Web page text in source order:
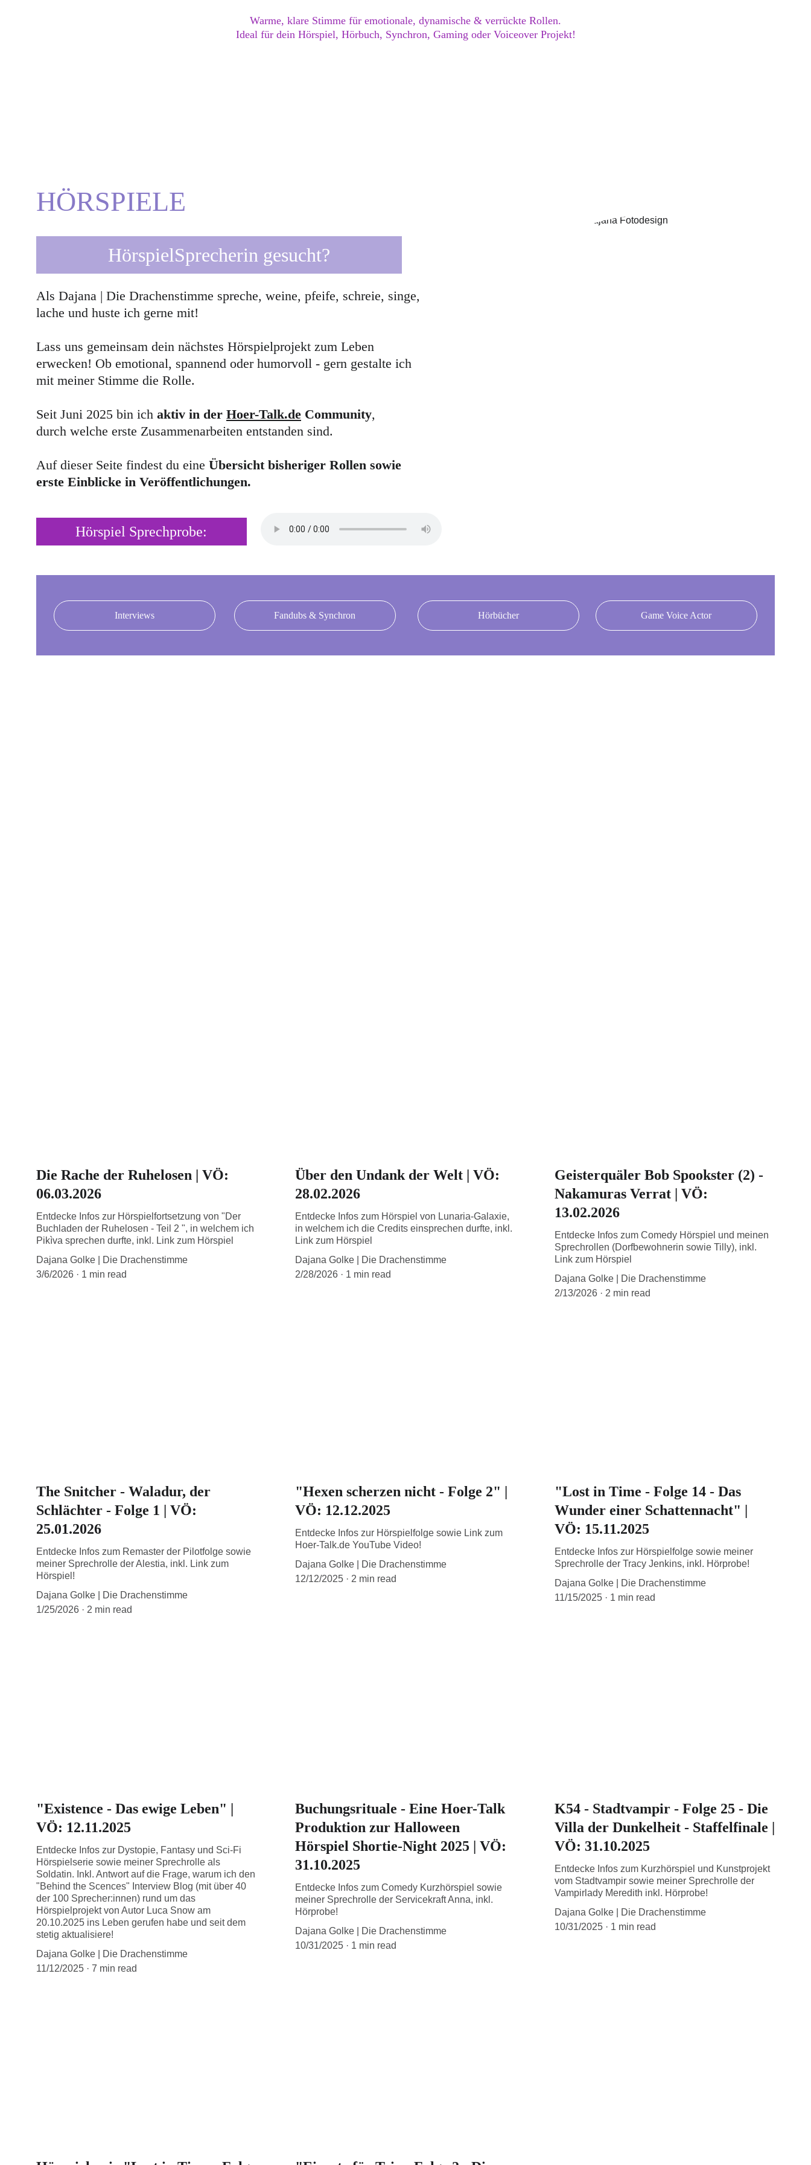
Warme, klare Stimme für emotionale, dynamische & verrückte Rollen.
Ideal für dein Hörspiel, Hörbuch, Synchron, Gaming oder Voiceover Projekt!
HÖRSPIELE
Interviews Game Voice Actor
Fandubs & Synchron Hörbücher
HörspielSprecherin gesucht?
Als Dajana | Die Drachenstimme spreche, weine, pfeife, schreie, singe,
lache und huste ich gerne mit!
Lass uns gemeinsam dein nächstes Hörspielprojekt zum Leben
erwecken! Ob emotional, spannend oder humorvoll - gern gestalte ich
mit meiner Stimme die Rolle.
Seit Juni 2025 bin ich aktiv in der Hoer-Talk.de Community,
durch welche erste Zusammenarbeiten entstanden sind.
Auf dieser Seite findest du eine Übersicht bisheriger Rollen sowie
erste Einblicke in Veröffentlichungen.
Hörspiel Sprechprobe:
Die Rache der Ruhelosen | VÖ:
06.03.2026
Entdecke Infos zur Hörspielfortsetzung von "Der
Buchladen der Ruhelosen - Teil 2 ", in welchem ich
Pikìva sprechen durfte, inkl. Link zum Hörspiel
Dajana Golke | Die Drachenstimme
3/6/2026
1 min read
Über den Undank der Welt | VÖ:
28.02.2026
Entdecke Infos zum Hörspiel von Lunaria-Galaxie,
in welchem ich die Credits einsprechen durfte, inkl.
Link zum Hörspiel
Dajana Golke | Die Drachenstimme
2/28/2026
1 min read
Geisterquäler Bob Spookster (2) -
Nakamuras Verrat | VÖ:
13.02.2026
Entdecke Infos zum Comedy Hörspiel und meinen
Sprechrollen (Dorfbewohnerin sowie Tilly), inkl.
Link zum Hörspiel
Dajana Golke | Die Drachenstimme
2/13/2026
2 min read
The Snitcher - Waladur, der
Schlächter - Folge 1 | VÖ:
25.01.2026
Entdecke Infos zum Remaster der Pilotfolge sowie
meiner Sprechrolle der Alestia, inkl. Link zum
Hörspiel!
Dajana Golke | Die Drachenstimme
1/25/2026
2 min read
"Hexen scherzen nicht - Folge 2" |
VÖ: 12.12.2025
Entdecke Infos zur Hörspielfolge sowie Link zum
Hoer-Talk.de YouTube Video!
Dajana Golke | Die Drachenstimme
12/12/2025
2 min read
"Lost in Time - Folge 14 - Das
Wunder einer Schattennacht" |
VÖ: 15.11.2025
Entdecke Infos zur Hörspielfolge sowie meiner
Sprechrolle der Tracy Jenkins, inkl. Hörprobe!
Dajana Golke | Die Drachenstimme
11/15/2025
1 min read
"Existence - Das ewige Leben" |
VÖ: 12.11.2025
Entdecke Infos zur Dystopie, Fantasy und Sci-Fi
Hörspielserie sowie meiner Sprechrolle als
Soldatin. Inkl. Antwort auf die Frage, warum ich den
"Behind the Scences" Interview Blog (mit über 40
der 100 Sprecher:innen) rund um das
Hörspielprojekt von Autor Luca Snow am
20.10.2025 ins Leben gerufen habe und seit dem
stetig aktualisiere!
Dajana Golke | Die Drachenstimme
11/12/2025
7 min read
Buchungsrituale - Eine Hoer-Talk
Produktion zur Halloween
Hörspiel Shortie-Night 2025 | VÖ:
31.10.2025
Entdecke Infos zum Comedy Kurzhörspiel sowie
meiner Sprechrolle der Servicekraft Anna, inkl.
Hörprobe!
Dajana Golke | Die Drachenstimme
10/31/2025
1 min read
K54 - Stadtvampir - Folge 25 - Die
Villa der Dunkelheit - Staffelfinale |
VÖ: 31.10.2025
Entdecke Infos zum Kurzhörspiel und Kunstprojekt
vom Stadtvampir sowie meiner Sprechrolle der
Vampirlady Meredith inkl. Hörprobe!
Dajana Golke | Die Drachenstimme
10/31/2025
1 min read